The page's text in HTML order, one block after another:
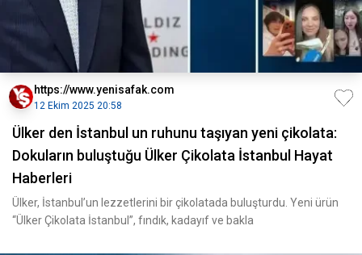
https://www.yenisafak.com
12 Ekim 2025 20:58
Ülker den İstanbul un ruhunu taşıyan yeni çikolata:
Dokuların buluştuğu Ülker Çikolata İstanbul Hayat
Haberleri
Ülker, İstanbul’un lezzetlerini bir çikolatada buluşturdu. Yeni ürün
“Ülker Çikolata İstanbul”, fındık, kadayıf ve bakla